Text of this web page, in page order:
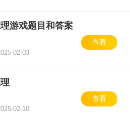
游戏题目和答案
02-03
查看
02-10
查看